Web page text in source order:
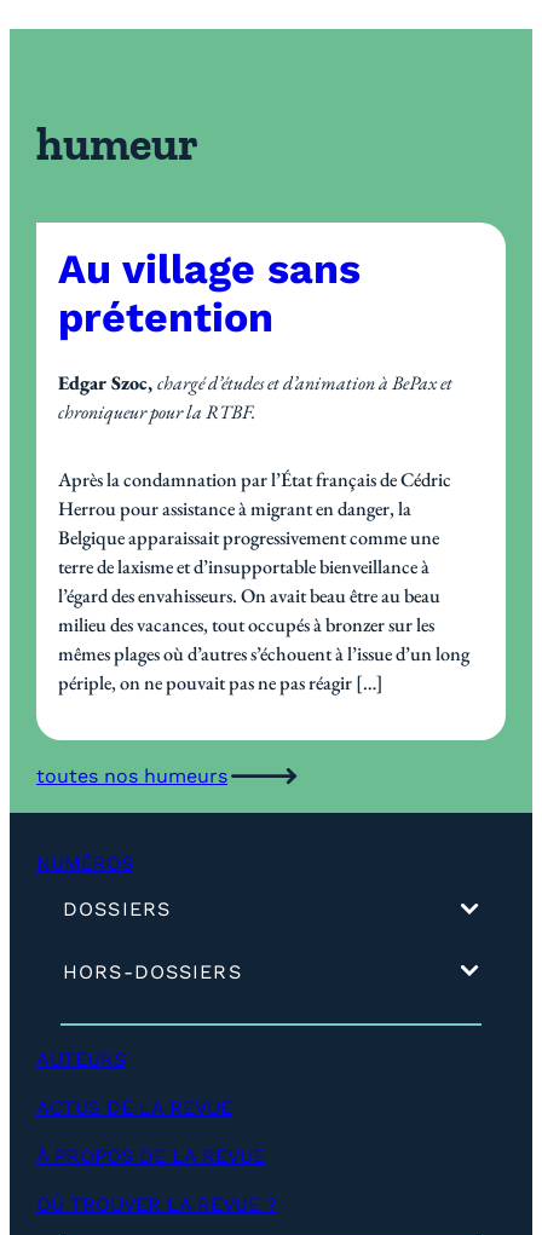
humeur
Au village sans
prétention
Edgar Szoc,chargé d’études et d’animation à BePax et
chroniqueur pour la RTBF.
Après la condamnation par l’État français de Cédric
Herrou pour assistance à migrant en danger, la
Belgique apparaissait progressivement comme une
terre de laxisme et d’insupportable bienveillance à
l’égard des envahisseurs. On avait beau être au beau
milieu des vacances, tout occupés à bronzer sur les
mêmes plages où d’autres s’échouent à l’issue d’un long
périple, on ne pouvait pas ne pas réagir […]
toutes nos humeurs
NUMÉROS
DOSSIERS
v
l
e
)
HORS-DOSSIERS(
p
r
AUTEURS
ACTUS DE LA REVUE
À PROPOS DE LA REVUE
OÙ TROUVER LA REVUE ?